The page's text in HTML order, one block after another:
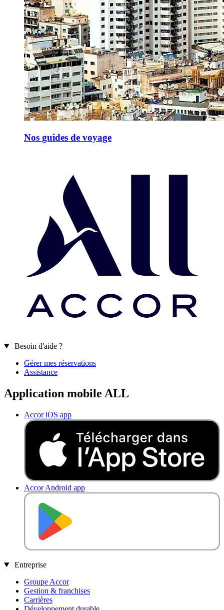
Nos guides de voyage
Besoin d'aide ?
Gérer mes réservations
Assistance
Application mobile ALL
Accor iOS app
Accor Android app
Entreprise
Groupe Accor
Gestion & franchises
Carrières